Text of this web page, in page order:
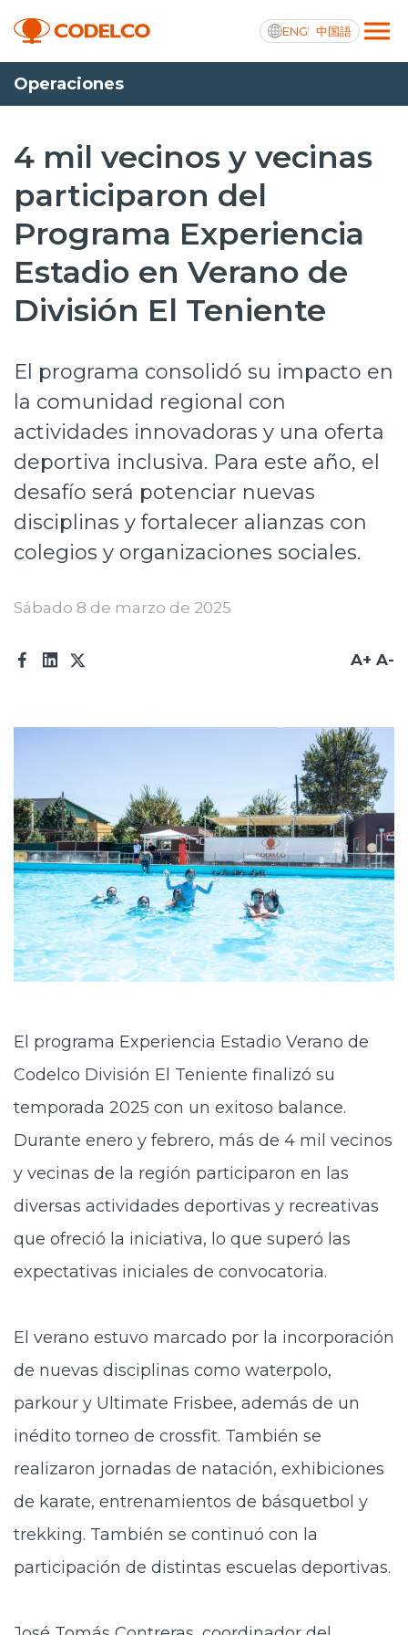
ENG 中国語
Transparencia activa
Nosotros
Operaciones
Proyectos
Sustentabilidad
Inversionistas
Prensa
Trabaja en Codelco
Transparencia activa
Canales de denuncia
Operaciones
4 mil vecinos y vecinas
participaron del
Programa Experiencia
Estadio en Verano de
División El Teniente
El programa consolidó su impacto en
la comunidad regional con
actividades innovadoras y una oferta
deportiva inclusiva. Para este año, el
desafío será potenciar nuevas
disciplinas y fortalecer alianzas con
colegios y organizaciones sociales.
Sábado 8 de marzo de 2025
A+ A-
El programa Experiencia Estadio Verano de
Codelco División El Teniente finalizó su
temporada 2025 con un exitoso balance.
Durante enero y febrero, más de 4 mil vecinos
y vecinas de la región participaron en las
diversas actividades deportivas y recreativas
que ofreció la iniciativa, lo que superó las
expectativas iniciales de convocatoria.
El verano estuvo marcado por la incorporación
de nuevas disciplinas como waterpolo,
parkour y Ultimate Frisbee, además de un
inédito torneo de crossfit. También se
realizaron jornadas de natación, exhibiciones
de karate, entrenamientos de básquetbol y
trekking. También se continuó con la
participación de distintas escuelas deportivas.